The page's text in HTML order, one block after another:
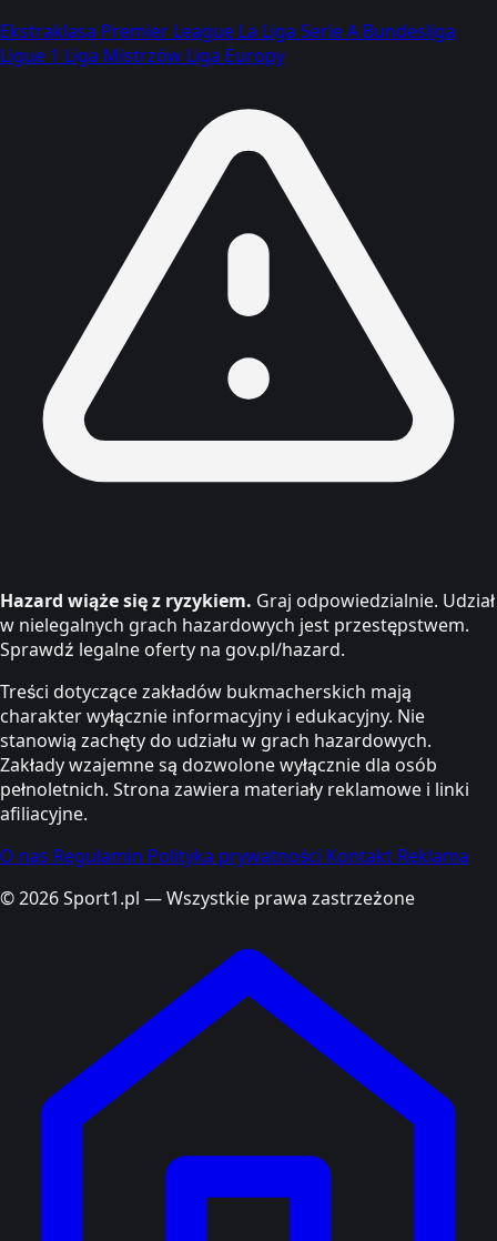
Ekstraklasa Premier League La Liga Serie A Bundesliga
Ligue 1 Liga Mistrzów Liga Europy
Hazard wiąże się z ryzykiem. Graj odpowiedzialnie. Udział
w nielegalnych grach hazardowych jest przestępstwem.
Sprawdź legalne oferty na gov.pl/hazard.
Treści dotyczące zakładów bukmacherskich mają
charakter wyłącznie informacyjny i edukacyjny. Nie
stanowią zachęty do udziału w grach hazardowych.
Zakłady wzajemne są dozwolone wyłącznie dla osób
pełnoletnich. Strona zawiera materiały reklamowe i linki
afiliacyjne.
O nas Regulamin Polityka prywatności Kontakt Reklama
© 2026 Sport1.pl — Wszystkie prawa zastrzeżone